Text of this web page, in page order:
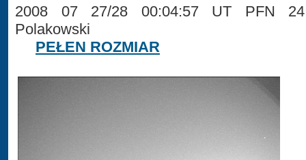
2008 07 27/28 00:04:57 UT PFN 24
Polakowski
PEŁEN ROZMIAR